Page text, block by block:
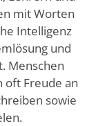
mit Worten
Intelligenz
und
Menschen
oft Freude an
sowie